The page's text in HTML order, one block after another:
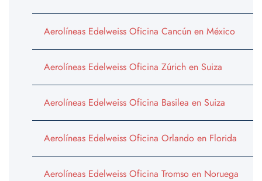
Aerolíneas Edelweiss Oficina Cancún en México
Aerolíneas Edelweiss Oficina Zúrich en Suiza
Aerolíneas Edelweiss Oficina Basilea en Suiza
Aerolíneas Edelweiss Oficina Orlando en Florida
Aerolíneas Edelweiss Oficina Tromso en Noruega